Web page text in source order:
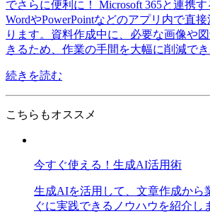
でさらに便利に！ Microsoft 365と連携
WordやPowerPointなどのアプリ内で直
ります。資料作成中に、必要な画像や
きるため、作業の手間を大幅に削減でき
続きを読む
こちらもオススメ
今すぐ使える！生成AI活用術
生成AIを活用して、文章作成から
ぐに実践できるノウハウを紹介し